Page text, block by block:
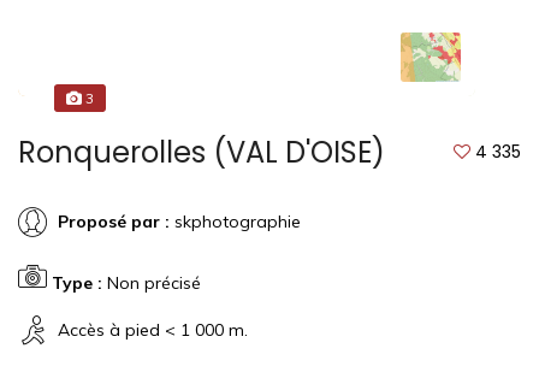
3
Ronquerolles (VAL D'OISE) 4 335
Proposé par : skphotographie
Type : Non précisé
Accès à pied < 1 000 m.